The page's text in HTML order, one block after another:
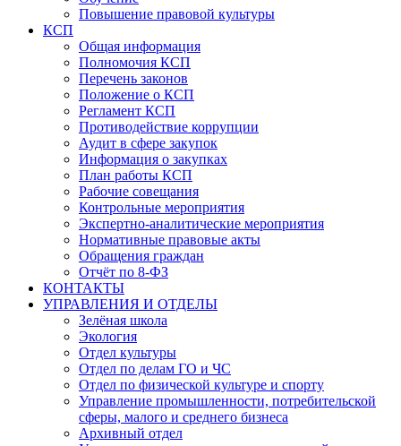
Повышение правовой культуры
КСП
Общая информация
Полномочия КСП
Перечень законов
Положение о КСП
Регламент КСП
Противодействие коррупции
Аудит в сфере закупок
Информация о закупках
План работы КСП
Рабочие совещания
Контрольные мероприятия
Экспертно-аналитические мероприятия
Нормативные правовые акты
Обращения граждан
Отчёт по 8-ФЗ
КОНТАКТЫ
УПРАВЛЕНИЯ И ОТДЕЛЫ
Зелёная школа
Экология
Отдел культуры
Отдел по делам ГО и ЧС
Отдел по физической культуре и спорту
Управление промышленности, потребительской
сферы, малого и среднего бизнеса
Архивный отдел